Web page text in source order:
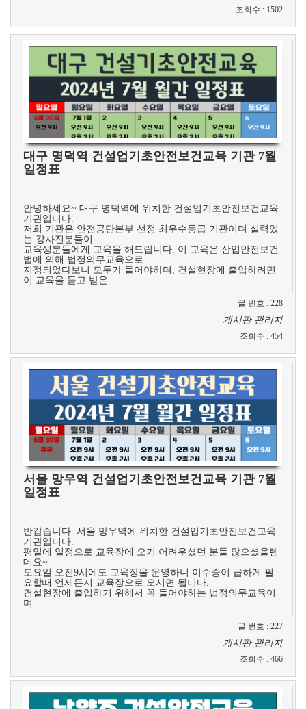
조회수 : 1502
대구 명덕역 건설업기초안전보건교육 기관 7월
일정표
안녕하세요~ 대구 명덕역에 위치한 건설업기초안전보건교육
기관입니다.
저희 기관은 안전공단본부 선정 최우수등급 기관이며 실력있
는 강사진분들이
교육생분들에게 교육을 해드립니다. 이 교육은 산업안전보건
법에 의해 법정의무교육으로
지정되었다보니 모두가 들어야하며, 건설현장에 출입하려면
이 교육을 듣고 받은…
글 번호 : 228
게시판 관리자
조회수 : 454
서울 망우역 건설업기초안전보건교육 기관 7월
일정표
반갑습니다. 서울 망우역에 위치한 건설업기초안전보건교육
기관입니다.
평일에 일정으로 교육장에 오기 어려우셨던 분들 많으셨을텐
데요~
토요일 오전9시에도 교육장을 운영하니 이수증이 급하게 필
요할때 언제든지 교육장으로 오시면 됩니다.
건설현장에 출입하기 위해서 꼭 들어야하는 법정의무교육이
며…
글 번호 : 227
게시판 관리자
조회수 : 466